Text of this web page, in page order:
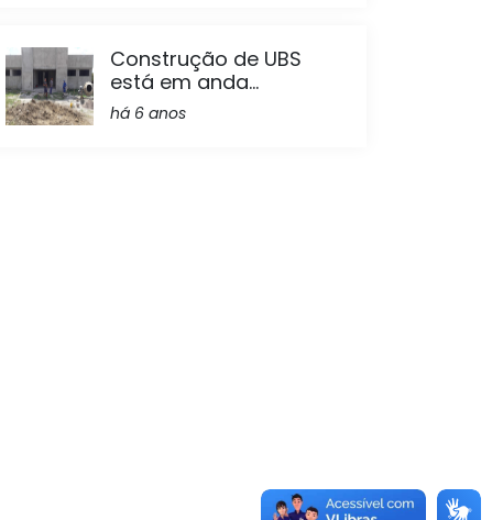
Construção de UBS
está em anda...
há 6 anos